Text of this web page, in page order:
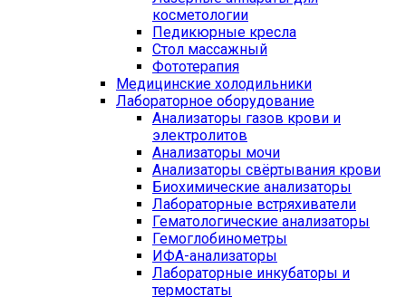
косметологии
Педикюрные кресла
Стол массажный
Фототерапия
Медицинские холодильники
Лабораторное оборудование
Анализаторы газов крови и
электролитов
Анализаторы мочи
Анализаторы свёртывания крови
Биохимические анализаторы
Лабораторные встряхиватели
Гематологические анализаторы
Гемоглобинометры
ИФА-анализаторы
Лабораторные инкубаторы и
термостаты